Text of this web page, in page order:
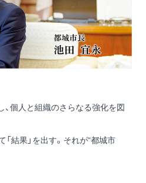
、個人と組織のさらなる強化を図
「結果」を出す。それが“都城市